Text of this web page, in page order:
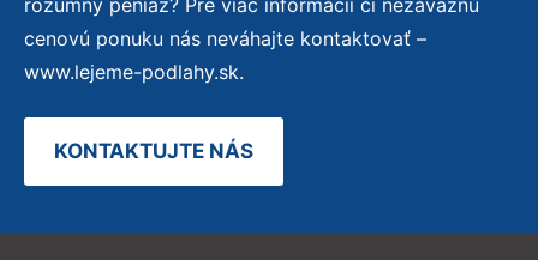
cenovú ponuku nás neváhajte kontaktovať –
www.lejeme-podlahy.sk.
KONTAKTUJTE NÁS